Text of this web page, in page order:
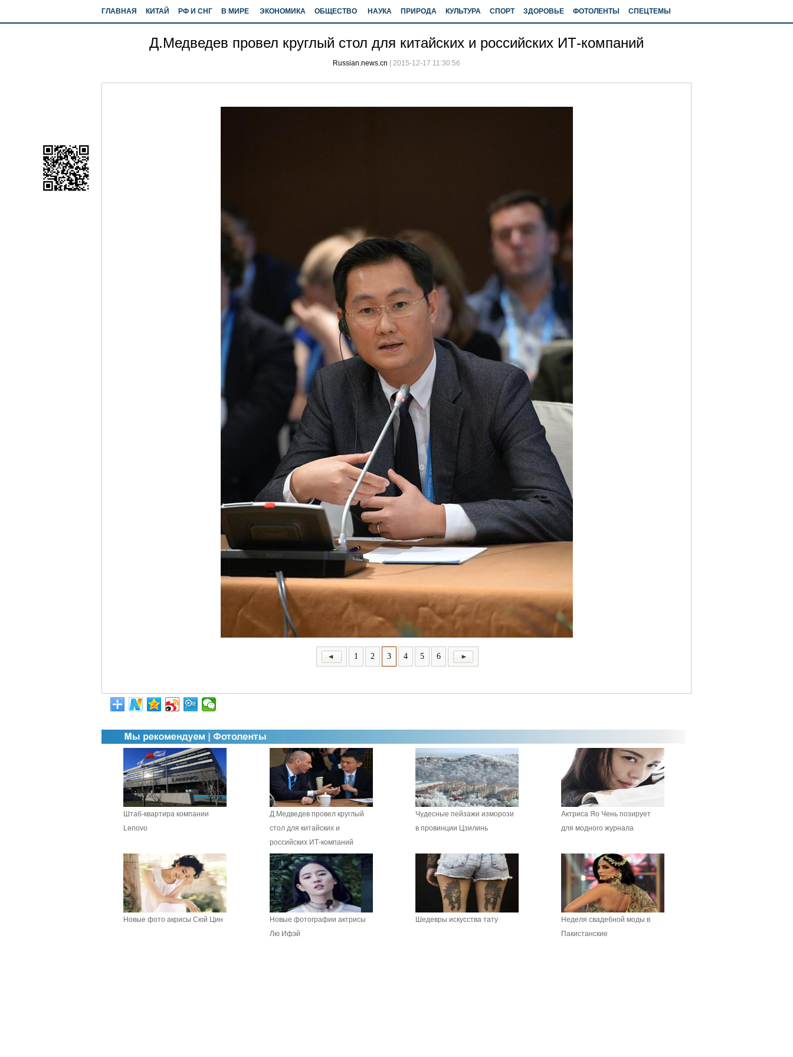
ГЛАВНАЯ КИТАЙ РФ И СНГ В МИРЕ ЭКОНОМИКА ОБЩЕСТВО НАУКА ПРИРОДА КУЛЬТУРА СПОРТ ЗДОРОВЬЕ ФОТОЛЕНТЫ СПЕЦТЕМЫ
Д.Медведев провел круглый стол для китайских и российских ИТ-компаний
Russian.news.cn 2015-12-17 11:30:56
1 2 3 4 5 6
Штаб-квартира компании
Lenovo
Д.Медведев провел круглый
стол для китайских и
российских ИТ-компаний
Чудесные пейзажи изморози
в провинции Цзилинь
Актриса Яо Чень позирует
для модного журнала
Новые фото акрисы Сюй Цин
Новые фотографии актрисы
Лю Ифэй
Шедевры искусства тату
Неделя свадебной моды в
Пакистанские